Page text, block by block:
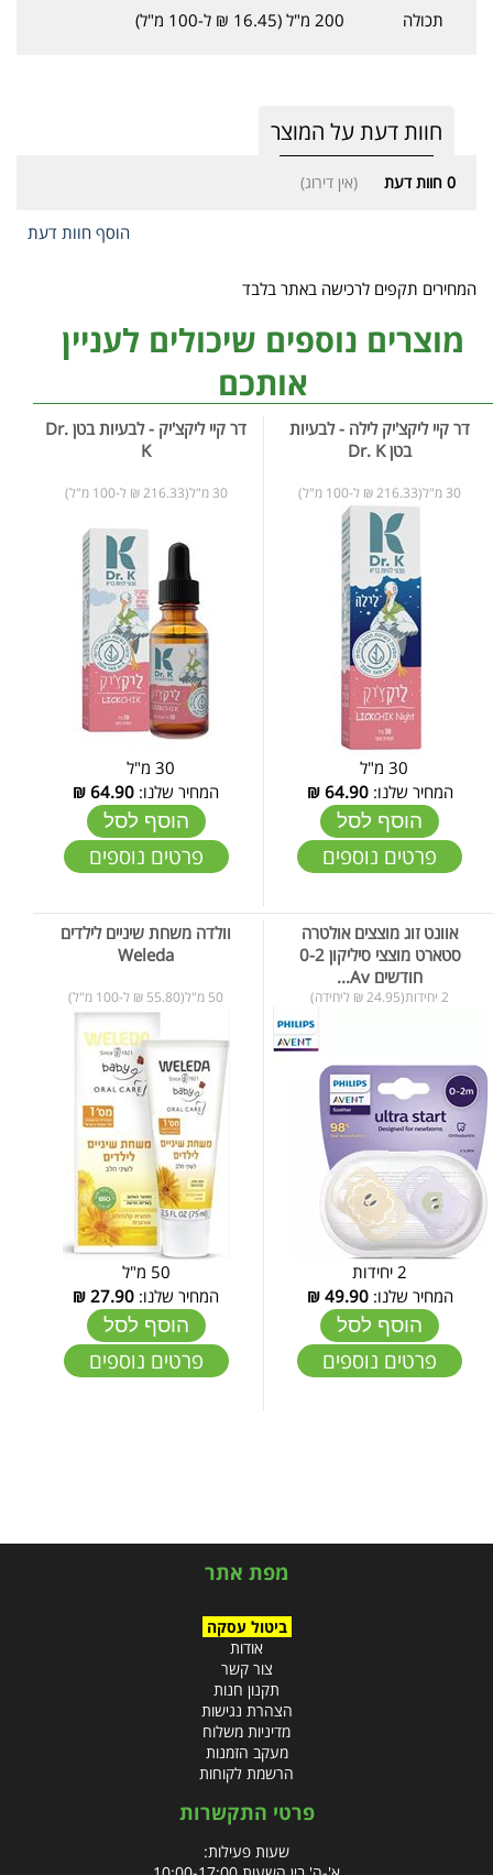
תכולה
200 מ"ל (16.45 ₪ ל-100 מ"ל)
חוות דעת על המוצר
0 חוות דעת (אין דירוג)
הוסף חוות דעת
המחירים תקפים לרכישה באתר בלבד
מוצרים נוספים שיכולים לעניין
אותכם
דר קיי ליקצ'יק לילה - לבעיות
בטן Dr. K
30 מ"ל(216.33 ₪ ל-100 מ"ל)
30 מ"ל
המחיר שלנו:64.90
₪
הוסף לסל
פרטים נוספים
דר קיי ליקצ'יק - לבעיות בטן Dr.
K
30 מ"ל(216.33 ₪ ל-100 מ"ל)
30 מ"ל
המחיר שלנו: 64.90
₪
הוסף לסל
פרטים נוספים
אוונט זוג מוצצים אולטרה
סטארט מוצצי סיליקון 0-2
חודשים Av...
2 יחידות(24.95 ₪ ליחידה)
2 יחידות
המחיר שלנו:49.90
₪
הוסף לסל
פרטים נוספים
וולדה משחת שיניים לילדים
Weleda
50 מ"ל(55.80 ₪ ל-100 מ"ל)
50 מ"ל
המחיר שלנו: 27.90
₪
הוסף לסל
פרטים נוספים
מפת אתר
ביטול עסקה
אודות
צור קשר
תקנון חנות
הצהרת נגישות
מדיניות משלוח
מעקב הזמנות
הרשמת לקוחות
פרטי התקשרות
שעות פעילות: